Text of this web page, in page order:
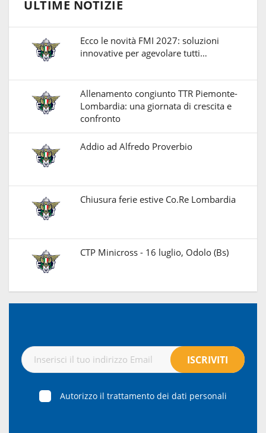
ULTIME NOTIZIE
Ecco le novità FMI 2027: soluzioni
innovative per agevolare tutti…
Allenamento congiunto TTR Piemonte-
Lombardia: una giornata di crescita e
confronto
Addio ad Alfredo Proverbio
Chiusura ferie estive Co.Re Lombardia
CTP Minicross - 16 luglio, Odolo (Bs)
Autorizzo il trattamento dei dati personali